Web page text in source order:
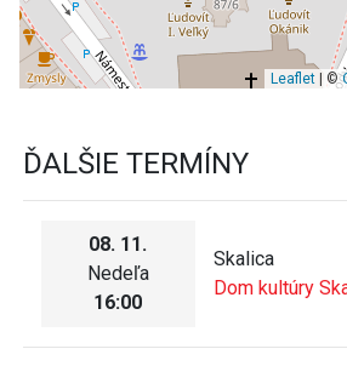
Leaflet| ©
ĎALŠIE TERMÍNY
08. 11.
Nedeľa
16:00
Skalica
Dom kultúry